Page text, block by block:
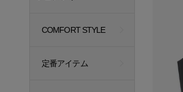
COMFORT STYLE
定番アイテム